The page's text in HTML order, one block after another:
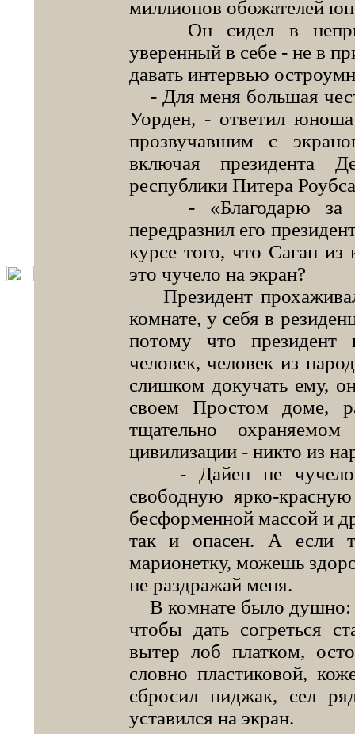
миллионов обожателей
Он сидел в
уверенный в себе - не в
давать интервью
- Для меня большая
Уорден, - ответил
прозвучавшим с
включая президента
республики Питера
- «Благодарю за
передразнил его
курсе того, что Саган
это чучело на экран?
Президент
комнате, у себя в
потому что президент
человек, человек из
слишком докучать ему,
своем Простом доме,
тщательно
цивилизации - никто из
- Дайен не чучело,
свободную ярко-
бесформенной массой и
так и опасен. А если
марионетку, можешь
не раздражай меня.
В комнате было душно:
чтобы дать согреться
вытер лоб платком,
словно пластиковой,
сбросил пиджак, сел
уставился на экран.